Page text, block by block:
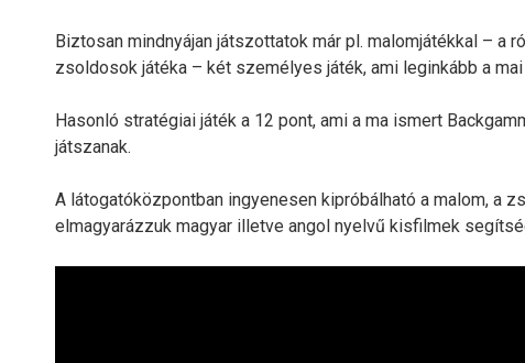
Biztosan mindnyájan játszottatok már pl. malomjátékkal – a
zsoldosok játéka – két személyes játék, ami leginkább a
Hasonló stratégiai játék a 12 pont, ami a ma ismert
játszanak.
A látogatóközpontban ingyenesen kipróbálható a malom, a
elmagyarázzuk magyar illetve angol nyelvű kisfilmek